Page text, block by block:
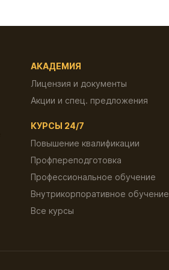
АКАДЕМИЯ
Лицензия и документы
Акции и спец. предложения
КУРСЫ 24/7
Повышение квалификации
Профпереподготовка
Профессиональное обучение
Внутрикорпоративное обучение
Все курсы